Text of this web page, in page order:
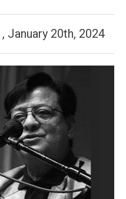
, January 20th, 2024